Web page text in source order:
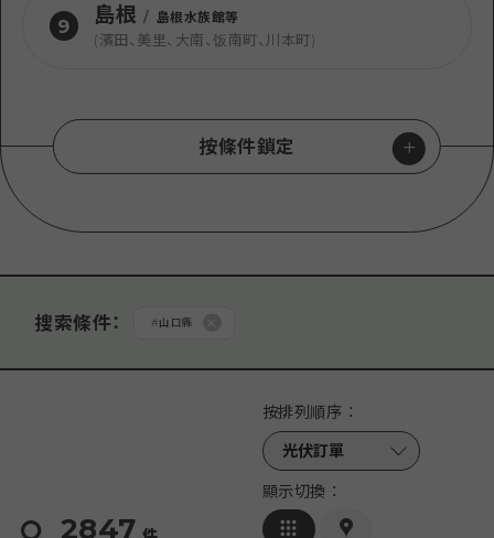
9 島根 / 島根水族館等
(濱田、美里、大南、饭南町、川本町)
按條件鎖定
按類型搜索
#景點 #經驗
從分類搜索
#購物 #藝術 #美術館・博物館 #歷史・文化
#美食・酒
#公園 露營場
導覽旅遊
搜索
刪除條件
搜索條件： #山口縣
2847
按排列順序 ：
顯示切換 ：